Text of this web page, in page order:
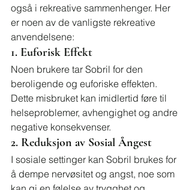
også i rekreative sammenhenger. Her
er noen av de vanligste rekreative
anvendelsene:
1. Euforisk Effekt
Noen brukere tar Sobril for den
beroligende og euforiske effekten.
Dette misbruket kan imidlertid føre til
helseproblemer, avhengighet og andre
negative konsekvenser.
2. Reduksjon av Sosial Ångest
I sosiale settinger kan Sobril brukes for
å dempe nervøsitet og angst, noe som